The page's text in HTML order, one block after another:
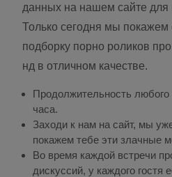
данных на нашем сайте для
Только сегодня мы
подборку порно роликов про
нд в отличном качестве.
Продолжительноcть
часа.
Заходи к нам на сайт, мы
покажем тебе эти злачные
Во время каждой встречи
дискуссий, у каждого гостя